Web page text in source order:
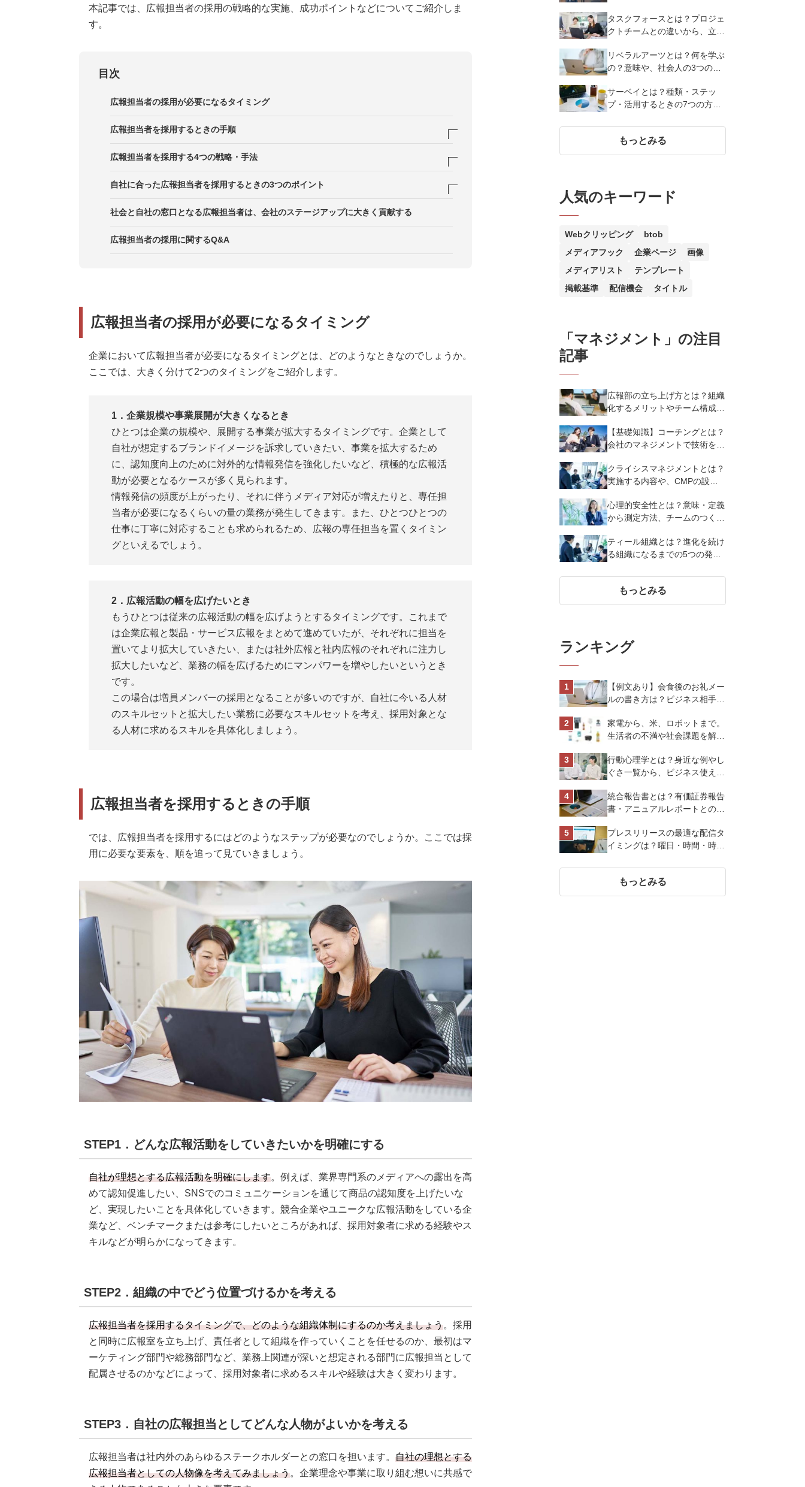
本記事では、広報担当者の採用の戦略的な実施、成功ポイントなどについてご紹介しま
す。
目次
広報担当者の採用が必要になるタイミング
広報担当者を採用するときの手順
STEP1．どんな広報活動をしていきたいかを明確にする
STEP2．組織の中でどう位置づけるかを考える
STEP3．自社の広報担当としてどんな人物がよいかを考える
STEP4．求めるスキルを具体化し選考基準を考える
広報担当者を採用する4つの戦略・手法
1．外部から広報経験者を採用する
2．社内の別組織から異動・ジョブローテーションを実施する
3．社内の業務適性のある人材を育成する
自社に合った広報担当者を採用するときの3つのポイント
ポイント1．自社の理念や想いへの理解と共感
ポイント2．あらゆるステークホルダーとコミュニケーションできる適応力
社会と自社の窓口となる広報担当者は、会社のステージアップに大きく貢献する
広報担当者の採用に関するQ&A
広報担当者の採用が必要になるタイミング
企業において広報担当者が必要になるタイミングとは、どのようなときなのでしょうか。
ここでは、大きく分けて2つのタイミングをご紹介します。
1．企業規模や事業展開が大きくなるとき
ひとつは企業の規模や、展開する事業が拡大するタイミングです。企業として
自社が想定するブランドイメージを訴求していきたい、事業を拡大するため
に、認知度向上のために対外的な情報発信を強化したいなど、積極的な広報活
動が必要となるケースが多く見られます。
情報発信の頻度が上がったり、それに伴うメディア対応が増えたりと、専任担
当者が必要になるくらいの量の業務が発生してきます。また、ひとつひとつの
仕事に丁寧に対応することも求められるため、広報の専任担当を置くタイミン
グといえるでしょう。
2．広報活動の幅を広げたいとき
もうひとつは従来の広報活動の幅を広げようとするタイミングです。これまで
は企業広報と製品・サービス広報をまとめて進めていたが、それぞれに担当を
置いてより拡大していきたい、または社外広報と社内広報のそれぞれに注力し
拡大したいなど、業務の幅を広げるためにマンパワーを増やしたいというとき
です。
この場合は増員メンバーの採用となることが多いのですが、自社に今いる人材
のスキルセットと拡大したい業務に必要なスキルセットを考え、採用対象とな
る人材に求めるスキルを具体化しましょう。
広報担当者を採用するときの手順
では、広報担当者を採用するにはどのようなステップが必要なのでしょうか。ここでは採
用に必要な要素を、順を追って見ていきましょう。
STEP1．どんな広報活動をしていきたいかを明確にする
自社が理想とする広報活動を明確にします。例えば、業界専門系のメディアへの露出を高
めて認知促進したい、SNSでのコミュニケーションを通じて商品の認知度を上げたいな
ど、実現したいことを具体化していきます。競合企業やユニークな広報活動をしている企
業など、ベンチマークまたは参考にしたいところがあれば、採用対象者に求める経験やス
キルなどが明らかになってきます。
STEP2．組織の中でどう位置づけるかを考える
広報担当者を採用するタイミングで、どのような組織体制にするのか考えましょう。採用
と同時に広報室を立ち上げ、責任者として組織を作っていくことを任せるのか、最初はマ
ーケティング部門や総務部門など、業務上関連が深いと想定される部門に広報担当として
配属させるのかなどによって、採用対象者に求めるスキルや経験は大きく変わります。
STEP3．自社の広報担当としてどんな人物がよいかを考える
広報担当者は社内外のあらゆるステークホルダーとの窓口を担います。 自社の理想とする
広報担当者としての人物像を考えてみましょう。企業理念や事業に取り組む想いに共感で
タスクフォースとは？プロジェ
クトチームとの違いから、立ち
ントを紹介
リベラルアーツとは？何を学ぶ
の？意味や、社会人の3つのリ
やすく簡単に紹介
サーベイとは？種類・ステッ
プ・活用するときの7つの方法
もっとみる
人気のキーワード
Webクリッピング
btob
メディアフック
企業ページ
画像
メディアリスト
テンプレート
掲載基準
配信機会 タイトル
「マネジメント 」の注目
記事
広報部の立ち上げ方とは？組織
化するメリットやチーム構成・
【基礎知識】コーチングとは？
会社のマネジメントで技術を活
意点を紹介
クライシスマネジメントとは？
実施する内容や、CMPの設定
心理的安全性とは？意味・定義
から測定方法、チームのつくり
ティール組織とは？進化を続け
る組織になるまでの5つの発達
3つのこと
もっとみる
ランキング
【例文あり】会食後のお礼メー
ルの書き方は？ビジネス相手に
トを解説
家電から、米、ロボットまで。
生活者の不満や社会課題を解決
スオーヤマ株式会社
行動心理学とは？身近な例やし
ぐさ一覧から、ビジネス使える
統合報告書とは？有価証券報告
書・アニュアルレポートとの違
プレスリリースの最適な配信タ
イミングは？曜日・時間・時期
化させよう
もっとみる